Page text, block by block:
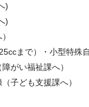
)
)
まで）・小型特殊
がい福祉課へ）
子ども支援課へ）